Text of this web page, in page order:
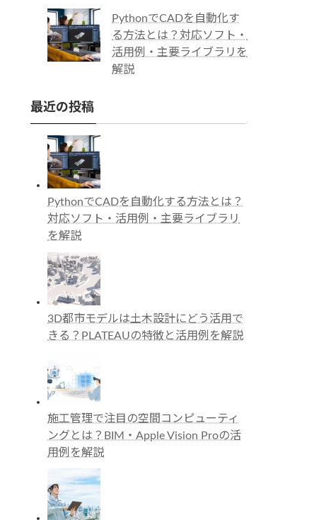
PythonでCADを自動化す
る方法とは？対応ソフト・
活用例・主要ライブラリを
解説
最近の投稿
PythonでCADを自動化する方法とは？
対応ソフト・活用例・主要ライブラリ
を解説
3D都市モデルは土木設計にどう活用で
きる？PLATEAUの特徴と活用例を解説
施工管理で注目の空間コンピューティ
ングとは？BIM・Apple Vision Proの活
用例を解説